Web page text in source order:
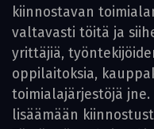
kiinnostavan
valtavasti töitä ja
yrittäjiä,
oppilaitoksia,
toimialajärjestöjä jne.
lisäämään